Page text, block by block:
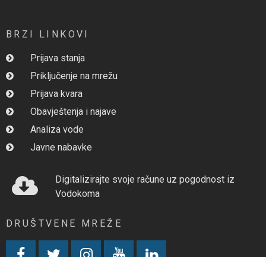
BRZI LINKOVI
Prijava stanja
Priključenje na mrežu
Prijava kvara
Obavještenja i najave
Analiza vode
Javne nabavke
Digitalizirajte svoje račune uz pogodnost iz
Vodokoma
DRUŠTVENE MREŽE